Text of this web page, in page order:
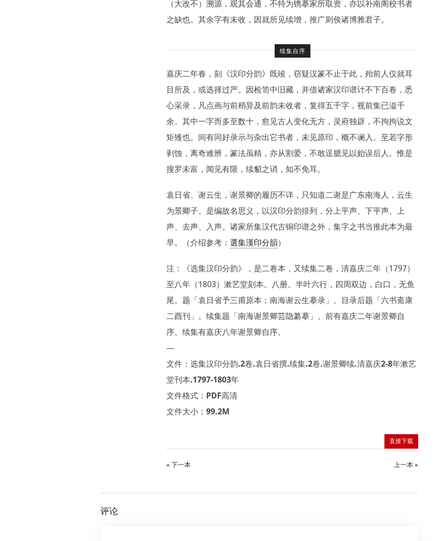
（大改不）溯源，观其会通，不特为镌摹家所取资，亦以补南阁校书者
之缺也。其余字有未收，因就所见续增，推广则俟诸博雅君子。
续集自序
嘉庆二年春，刻《汉印分韵》既竣，窃疑汉篆不止于此，殆前人仅就耳
目所及，或选择过严。因检笥中旧藏，并借诸家汉印谱计不下百卷，悉
心采录，凡点画与前稍异及前韵未收者，复得五千字，视前集已溢千
余。其中一字而多至数十，愈见古人变化无方，灵府独辟，不拘拘说文
矩矱也。间有同好录示与杂出它书者，未见原印，概不谰入。至若字形
剥蚀，离奇难辨，篆法虽精，亦从割爱，不敢逞臆见以贻误后人。惟是
搜罗未富，闻见有限，续貂之诮，知不免耳。
袁日省、谢云生，谢景卿的履历不详，只知道二谢是广东南海人，云生
为景卿子。是编故名思义，以汉印分韵排列，分上平声、下平声、上
声、去声、入声。诸家所集汉代古铜印谱之外，集字之书当推此本为最
早。（介绍参考：選集漢印分韻）
注：《选集汉印分韵》，是二卷本，又续集二卷，清嘉庆二年（1797）
至八年（1803）漱艺堂刻本。八册。半叶六行，四周双边，白口，无鱼
尾。题「袁日省予三甫原本；南海谢云生摹录」。目录后题「六书斋康
二酉刊」。续集题「南海谢景卿芸隐纂摹」。前有嘉庆二年谢景卿自
序。续集有嘉庆八年谢景卿自序。
—
文件：选集汉印分韵.2卷.袁日省撰.续集.2卷.谢景卿续.清嘉庆2-8年漱艺
堂刊本.1797-1803年
文件格式：PDF高清
文件大小：99.2M
直接下载
« 下一本 上一本 »
评论